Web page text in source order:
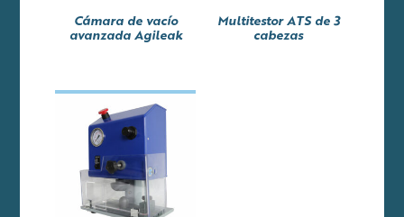
Cámara de vacío
avanzada Agileak
Multitestor ATS de 3
cabezas